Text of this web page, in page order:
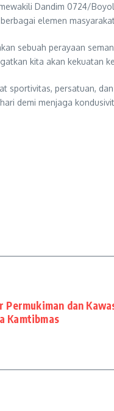
Dandim 0724/
elemen
sebuah perayaan
kita akan kekuatan
persatuan,
demi menjaga
dan
Kamtibmas